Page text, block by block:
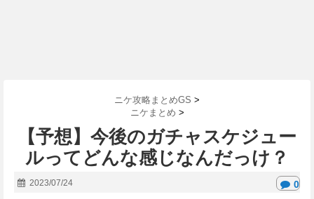
ニケ攻略まとめGS >
ニケまとめ >
【予想】今後のガチャスケジュー
ルってどんな感じなんだっけ？
2023/07/24 0